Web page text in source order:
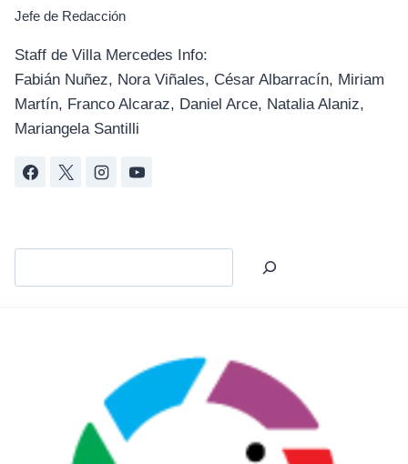
Jefe de Redacción
Staff de Villa Mercedes Info:
Fabián Nuñez, Nora Viñales, César Albarracín, Miriam
Martín, Franco Alcaraz, Daniel Arce, Natalia Alaniz,
Mariangela Santilli